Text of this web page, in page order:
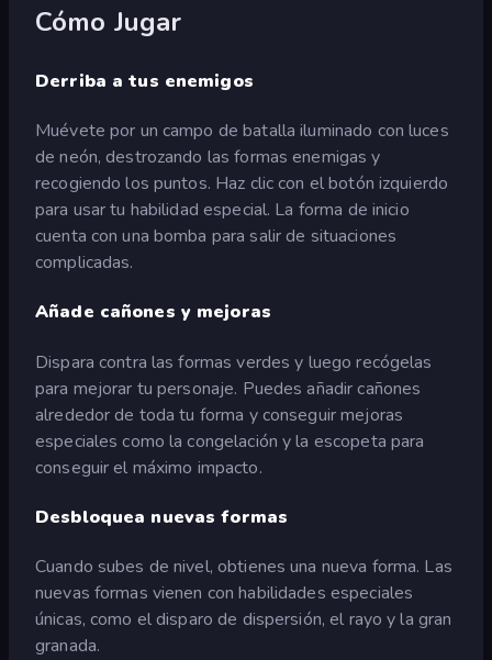
Cómo Jugar
Derriba a tus enemigos
Muévete por un campo de batalla iluminado con luces
de neón, destrozando las formas enemigas y
recogiendo los puntos. Haz clic con el botón izquierdo
para usar tu habilidad especial. La forma de inicio
cuenta con una bomba para salir de situaciones
complicadas.
Añade cañones y mejoras
Dispara contra las formas verdes y luego recógelas
para mejorar tu personaje. Puedes añadir cañones
alrededor de toda tu forma y conseguir mejoras
especiales como la congelación y la escopeta para
conseguir el máximo impacto.
Desbloquea nuevas formas
Cuando subes de nivel, obtienes una nueva forma. Las
nuevas formas vienen con habilidades especiales
únicas, como el disparo de dispersión, el rayo y la gran
granada.